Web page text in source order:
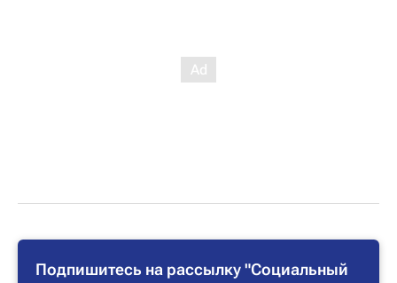
Подпишитесь на рассылку "Социальный